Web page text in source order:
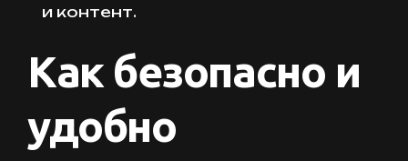
и контент.
Как безопасно и
удобно